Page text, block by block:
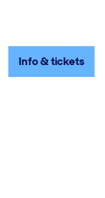
Info & tickets